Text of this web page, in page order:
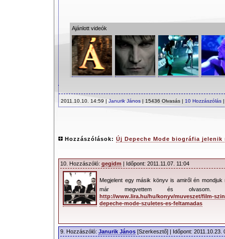
Ajánlott videók
2011.10.10. 14:59 | Janurik János | 15436 Olvasás | 10 Hozzászólás
Hozzászólások: Új Depeche Mode biográfia jelenik
10. Hozzászóló: gegidm | Időpont: 2011.11.07. 11:04
Megjelent egy másik könyv is amiről én
már megvettem és
http://www.lira.hu/hu/konyv/muveszet/film-
depeche-mode-szuletes-es-feltamadas
9. Hozzászóló: Janurik János [Szerkesztő] | Időpont: 2011.10.23.